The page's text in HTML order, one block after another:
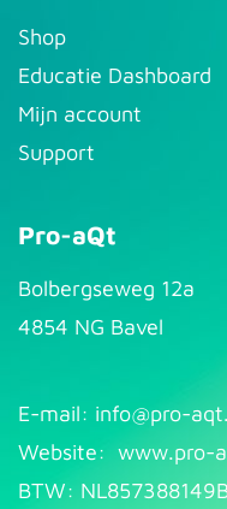
S​hop
Educatie Dashboard
Mijn account
Support
Pro-aQt
Bolbergseweg 12a
4854 NG Bavel
E-mail: info@pr​o-
Website: www.pro-
BTW: